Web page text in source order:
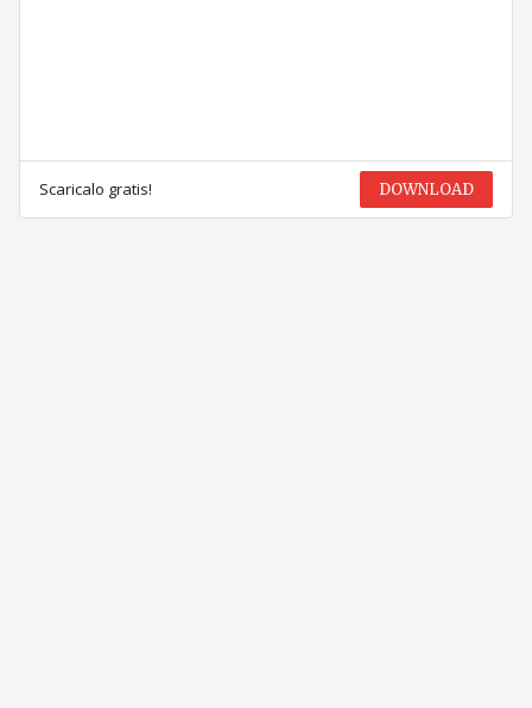
Scaricalo gratis! DOWNLOAD